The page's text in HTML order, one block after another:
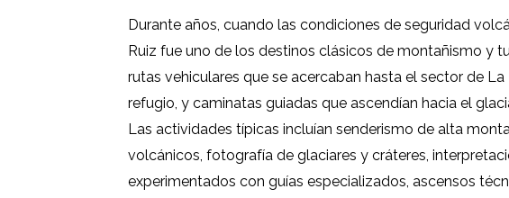
Durante años, cuando las condiciones de seguridad
Ruiz fue uno de los destinos clásicos de montañismo y
rutas vehiculares que se acercaban hasta el sector de La
refugio, y caminatas guiadas que ascendían hacia el
Las actividades típicas incluían senderismo de alta
volcánicos, fotografía de glaciares y cráteres,
experimentados con guías especializados, ascensos